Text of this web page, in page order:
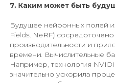
7. Каким может быть
Будущее нейронных полей
Fields, NeRF)
производительности и
времени. Вычислительные
Например, технология
значительно ускорила